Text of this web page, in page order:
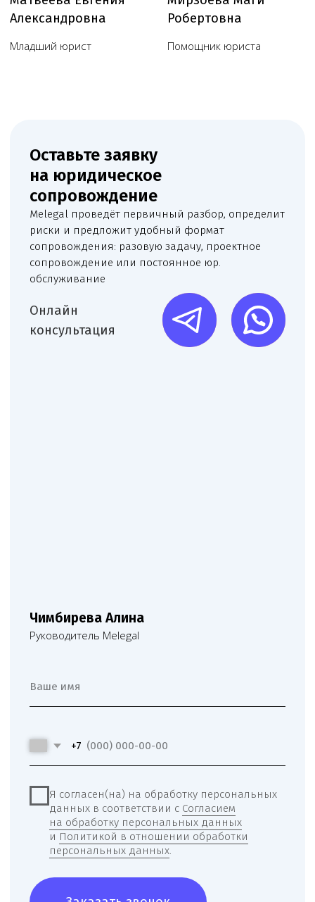
Пользовательское соглашение
с использованием cookie-файлов и сервисов аналитики